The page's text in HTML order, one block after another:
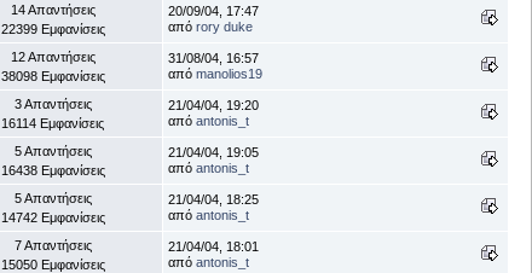
14 Απαντήσεις
22399 Εμφανίσεις
20/09/04, 17:47
από rory duke
12 Απαντήσεις
38098 Εμφανίσεις
31/08/04, 16:57
από manolios19
3 Απαντήσεις
16114 Εμφανίσεις
21/04/04, 19:20
από antonis_t
5 Απαντήσεις
16438 Εμφανίσεις
21/04/04, 19:05
από antonis_t
5 Απαντήσεις
14742 Εμφανίσεις
21/04/04, 18:25
από antonis_t
7 Απαντήσεις
15050 Εμφανίσεις
21/04/04, 18:01
από antonis_t